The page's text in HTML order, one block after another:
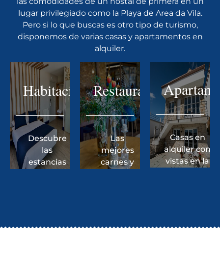
lugar privilegiado como la Playa de Area da Vila.
Pero si lo que buscas es otro tipo de turismo,
disponemos de varias casas y apartamentos en
alquiler.
Habitaciones
Descubre
las
estancias
Restaurante
Las
mejores
carnes y
Casas en
alquiler con
vistas en la